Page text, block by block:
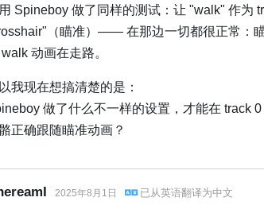
Spineboy 做了同样的测试：让 "walk" 作为
（瞄准）—— 在那边一切都很正常：
动画在走路。
我现在想搞清楚的是：
做了什么不一样的设置，才能在 track
正确跟随瞄准动画？
2025年8月1日 已从英语翻译为中文